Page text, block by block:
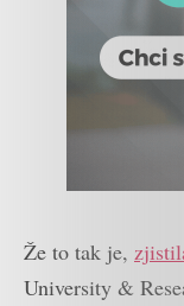
Že to tak je,
University &